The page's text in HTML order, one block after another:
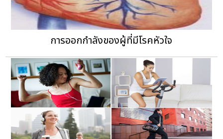
การออกกำลังของผู้ที่มีโรคหัวใจ